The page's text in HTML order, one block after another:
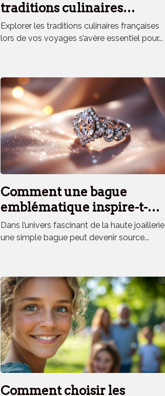
traditions culinaires
françaises lors de vos
voyages ?
Explorer les traditions culinaires françaises
lors de vos voyages s’avère essentiel pour...
Comment une bague
emblématique inspire-t-
elle un parfum unique ?
Dans l’univers fascinant de la haute joaillerie,
une simple bague peut devenir source...
Comment choisir les